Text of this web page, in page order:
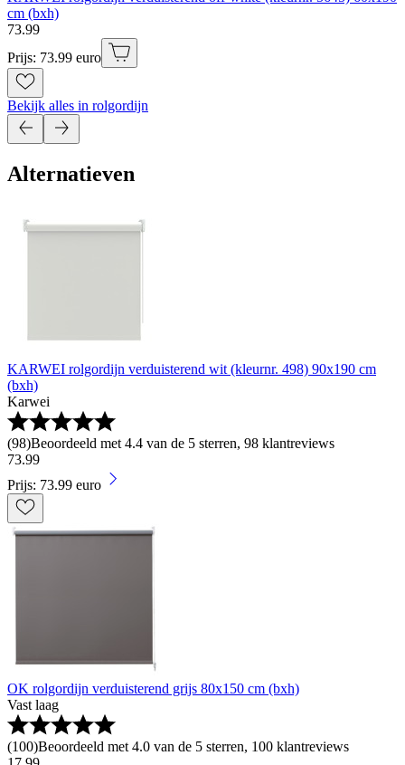
cm (bxh)
73.99
Prijs: 73.99 euro
Bekijk alles in rolgordijn
Alternatieven
KARWEI rolgordijn verduisterend wit (kleurnr. 498) 90x190 cm
(bxh)
Karwei
(98)Beoordeeld met 4.4 van de 5 sterren, 98 klantreviews
73.99
Prijs: 73.99 euro
OK rolgordijn verduisterend grijs 80x150 cm (bxh)
Vast laag
(100)Beoordeeld met 4.0 van de 5 sterren, 100 klantreviews